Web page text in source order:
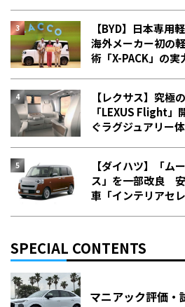
【BYD】日本専用
海外メーカー初の
術「X-PACK」の実
【レクサス】究極
「LEXUS Flight
ぐラグジュアリー
【ダイハツ】「ム
ス」を一部改良
車「インテリアセ
SPECIAL CONTENTS
マニアック評価・